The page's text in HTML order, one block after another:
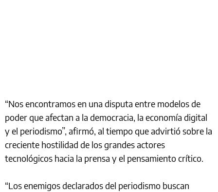
“Nos encontramos en una disputa entre modelos de
poder que afectan a la democracia, la economía digital
y el periodismo”, afirmó, al tiempo que advirtió sobre la
creciente hostilidad de los grandes actores
tecnológicos hacia la prensa y el pensamiento crítico.
“Los enemigos declarados del periodismo buscan